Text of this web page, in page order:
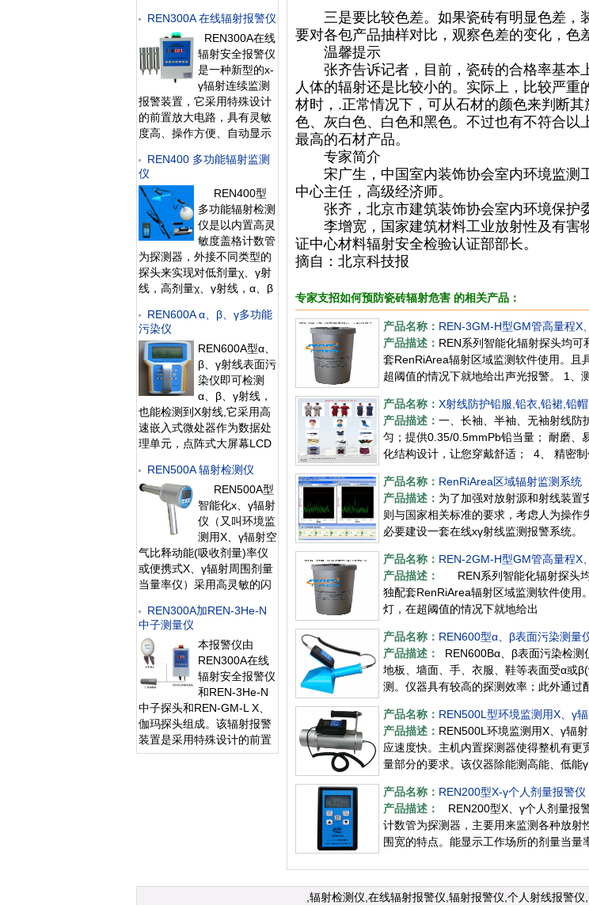
所，为使用人员提供有效保
护。此外通过配套的
RenRiRate辐射剂量管理软
件可将存
REN300A 在线辐射报警仪
REN300A在线
辐射安全报警仪
是一种新型的x-
γ辐射连续监测
报警装置，它采用特殊设计
的前置放大电路，具有灵敏
度高、操作方便、自动显示
时给出xγ辐射剂量率；仪器
内置海量数据存储功能，能
存储10年的历史数据且标配
提供强大的RenLocal辐射监
测数据分析软件。考虑
REN400 多功能辐射监测
仪
REN400型
多功能辐射检测
仪是以内置高灵
敏度盖格计数管
为探测器，外接不同类型的
探头来实现对低剂量χ、γ射
线，高剂量χ、γ射线，α、β
为多功能辐射巡测仪，能显
示工作场所的辐射值，自动
连续测量和记录280万条辐
射剂量率数据，更换
REN600A α、β、γ多功能
污染仪
REN600A型α、
β、γ射线表面污
染仪即可检测
α、β、γ射线，
也能检测到X射线,它采用高
速嵌入式微处器作为数据处
理单元，点阵式大屏幕LCD
方便，具有800条超大容量
数据存储。仪器采用进口的
大面积MICA盖革探测器，具
有较高探测效率，可进行
α、β辐射表面污染检测和
X、γ辐射剂
REN500A 辐射检测仪
REN500A型
智能化х、γ辐射
仪（又叫环境监
测用X、γ辐射空
气比释动能(吸收剂量)率仪
或便携式X、γ辐射周围剂量
当量率仪）采用高灵敏的闪
度快，具有较宽的剂量率测
量范围。 该仪器除能测高
能、低能γ射线外，还能对低
能X射线进行准
REN300A加REN-3He-N
中子测量仪
本报警仪由
REN300A在线
辐射安全报警仪
和REN-3He-N
中子探头和REN-GM-L X、
伽玛探头组成。该辐射报警
装置是采用特殊设计的前置
放大电路，具有灵敏度高、
三是要比较色差。如果瓷砖有明显色差，
要对各包产品抽样对比，观察色差的变化，色
温馨提示
张齐告诉记者，目前，瓷砖的合格率基本
人体的辐射还是比较小的。实际上，比较严
材时，.正常情况下，可从石材的颜色来判断
色、灰白色、白色和黑色。不过也有不符合以
最高的石材产品。
专家简介
宋广生，中国室内装饰协会室内环境监测
中心主任，高级经济师。
张齐，北京市建筑装饰协会室内环境保护委
李增宽，国家建筑材料工业放射性及有害
证中心材料辐射安全检验认证部部长。
摘自：北京科技报
专家支招如何预防瓷砖辐射危害 的相关产品：
产品名称： REN-3GM-H型GM管高量程X
产品描述： REN系列智能化辐射探头均
套RenRiArea辐射区域监测软件使用。且
超阈值的情况下就地给出声光报警。 1、
产品名称： X射线防护铅服,铅衣,铅裙,铅
产品描述： 一、长袖、半袖、无袖射线
匀；提供0.35/0.5mmPb铅当量； 耐磨、
化结构设计，让您穿戴舒适； 4、 精密
产品名称： RenRiArea区域辐射监测系统
产品描述： 为了加强对放射源和射线装置
则与国家相关标准的要求，考虑人为操
必要建设一套在线xγ射线监测报警系统
产品名称： REN-2GM-H型GM管高量程X
产品描述：
REN系列智能化辐射探头均
独配套RenRiArea辐射区域监测软件使用
灯，在超阈值的情况下就地给出
产品名称： REN600型α、β表面污染测量
产品描述：
REN600Bα、β表面污染检测
地板、墙面、手、衣服、鞋等表面受α或
测。仪器具有较高的探测效率；此外通
产品名称： REN500L型环境监测用X、γ
产品描述： REN500L环境监测用X、γ辐
应速度快。主机内置探测器使得整机有更
量部分的要求。该仪器除能测高能、低
产品名称： REN200型X-γ个人剂量报警仪
产品描述：
REN200型X、γ个人剂量报
计数管为探测器，主要用来监测各种放
围宽的特点。能显示工作场所的剂量当
,辐射检测仪,在线辐射报警仪,辐射报警仪,个人射线报警